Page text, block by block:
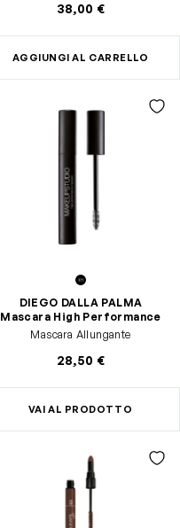
volume, lunghezza, densità,
38,00 €
AGGIUNGI AL CARRELLO
DIEGO DALLA PALMA
Mascara High Performance
Mascara Allungante
28,50 €
VAI AL PRODOTTO